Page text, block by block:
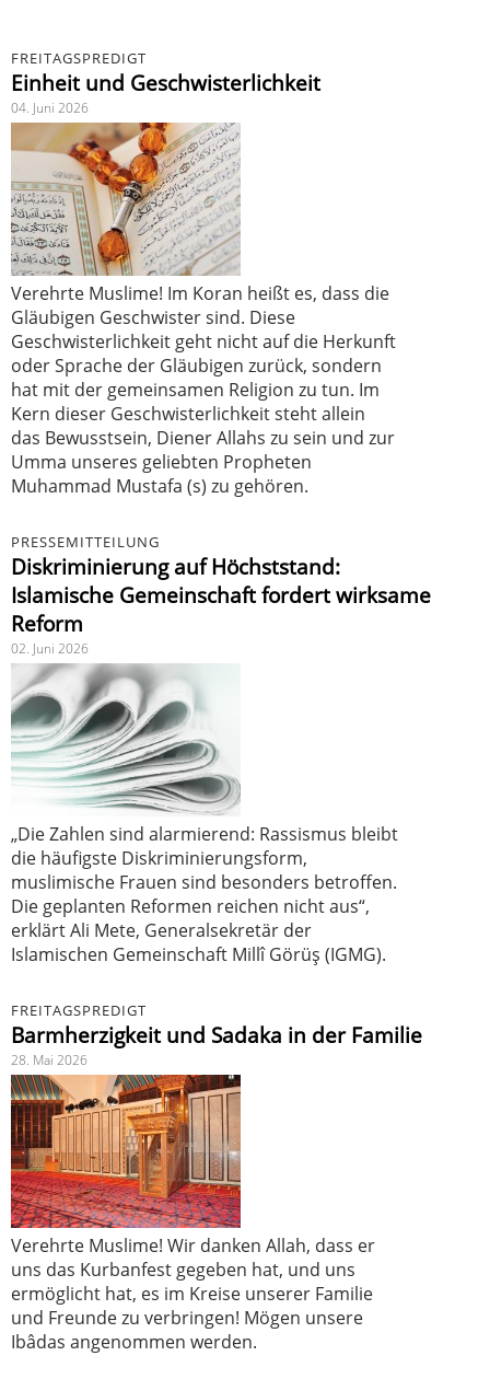
FREITAGSPREDIGT
Einheit und Geschwisterlichkeit
04. Juni 2026
Verehrte Muslime! Im Koran heißt es, dass die
Gläubigen Geschwister sind. Diese
Geschwisterlichkeit geht nicht auf die Herkunft
oder Sprache der Gläubigen zurück, sondern
hat mit der gemeinsamen Religion zu tun. Im
Kern dieser Geschwisterlichkeit steht allein
das Bewusstsein, Diener Allahs zu sein und zur
Umma unseres geliebten Propheten
Muhammad Mustafa (s) zu gehören.
PRESSEMITTEILUNG
Diskriminierung auf Höchststand:
Islamische Gemeinschaft fordert wirksame
Reform
02. Juni 2026
„Die Zahlen sind alarmierend: Rassismus bleibt
die häufigste Diskriminierungsform,
muslimische Frauen sind besonders betroffen.
Die geplanten Reformen reichen nicht aus“,
erklärt Ali Mete, Generalsekretär der
Islamischen Gemeinschaft Millî Görüş (IGMG).
FREITAGSPREDIGT
Barmherzigkeit und Sadaka in der Familie
28. Mai 2026
Verehrte Muslime! Wir danken Allah, dass er
uns das Kurbanfest gegeben hat, und uns
ermöglicht hat, es im Kreise unserer Familie
und Freunde zu verbringen! Mögen unsere
Ibâdas angenommen werden.